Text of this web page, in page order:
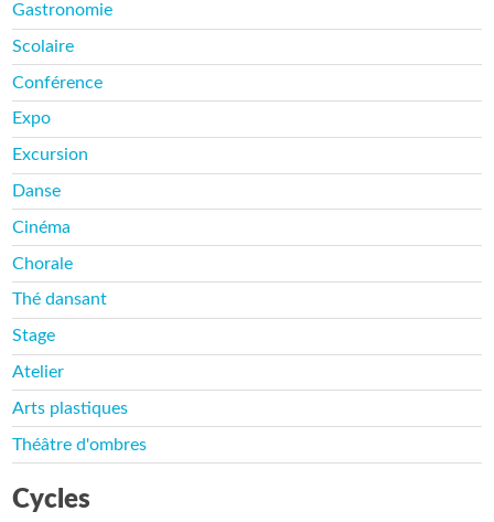
Gastronomie
Scolaire
Conférence
Expo
Excursion
Danse
Cinéma
Chorale
Thé dansant
Stage
Atelier
Arts plastiques
Théâtre d'ombres
Cycles